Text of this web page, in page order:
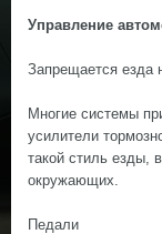
Управление
Запрещается езда
Многие системы
усилители
такой стиль езды,
окружающих.
Педали